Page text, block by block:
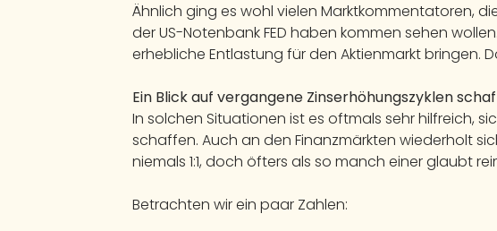
Ähnlich ging es wohl vielen Marktkommentatoren,
der US-Notenbank FED haben kommen sehen
erhebliche Entlastung für den Aktienmarkt bringen.
Ein Blick auf vergangene Zinserhöhungszyklen
In solchen Situationen ist es oftmals sehr hilfreich,
schaffen. Auch an den Finanzmärkten wiederholt
niemals 1:1, doch öfters als so manch einer glaubt
Betrachten wir ein paar Zahlen: